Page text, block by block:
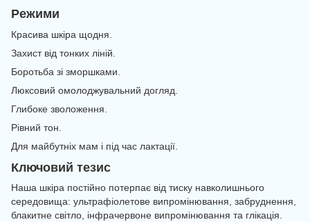
Режими
Красива шкіра щодня.
Захист від тонких ліній.
Боротьба зі зморшками.
Люксовий омолоджувальний догляд.
Глибоке зволоження.
Рівний тон.
Для майбутніх мам і під час лактації.
Ключовий тезис
Наша шкіра постійно потерпає від тиску навколишнього
середовища: ультрафіолетове випромінювання, забруднення,
блакитне світло, інфрачервоне випромінювання та глікація.